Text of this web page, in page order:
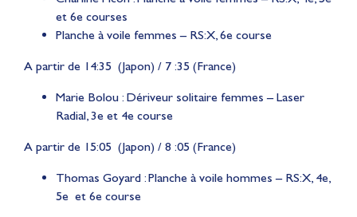
et 6e courses
Planche à voile femmes – RS:X, 6e course
A partir de 14:35 (Japon) / 7 :35 (France)
Marie Bolou : Dériveur solitaire femmes – Laser
Radial, 3e et 4e course
A partir de 15:05 (Japon) / 8 :05 (France)
Thomas Goyard : Planche à voile hommes – RS:X, 4e,
5e et 6e course
Lauriane Nolot en or à